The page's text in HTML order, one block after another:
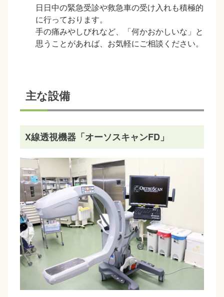
日日中の緊急受診や救急車の受け入れも積極的
に行っております。
手の痛みやしびれなど、「何かおかしいな」と
思うことがあれば、お気軽にご相談ください。
主な設備
X線透視機器「オーソスキャンFD」